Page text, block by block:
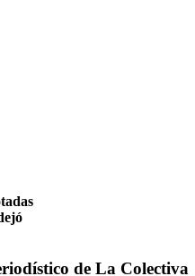
de La Colectiva